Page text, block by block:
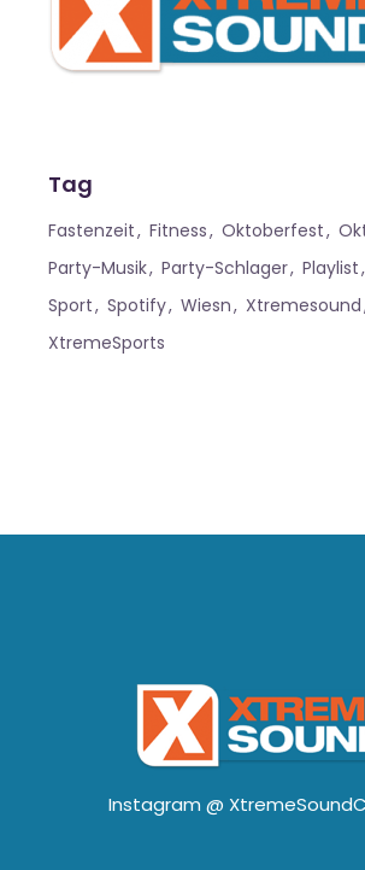
Tag
Fastenzeit Fitness Oktoberfest
Party-Musik
Party-Schlager Playlist
Sport
Spotify Wiesn
Xtremesound
XtremeSports
Instagram @